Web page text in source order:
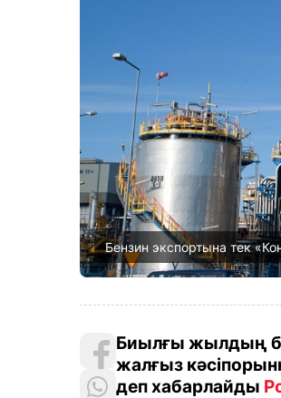
Бензин экспортына тек
Биылғы жылдың
жалғыз
деп хабарлайды